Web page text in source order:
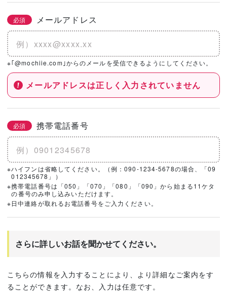
必須 メールアドレス
※｢@mochiie.com｣からのメールを受信できるようにしてください。
メールアドレスは正しく入力されていません
必須 携帯電話番号
※ハイフンは省略してください。（例：090-1234-5678の場合、「09
012345678」）
※携帯電話番号は「050」「070」「080」「090」から始まる11ケタ
の番号のみ申し込みいただけます。
※日中連絡が取れるお電話番号をご入力ください。
さらに詳しいお話を聞かせてください。
こちらの情報を入力することにより、より詳細なご案内をす
ることができます。なお、入力は任意です。